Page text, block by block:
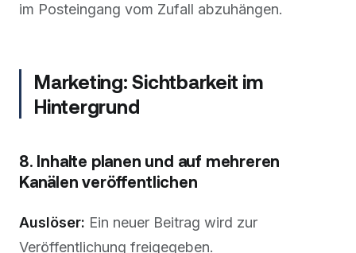
im Posteingang vom Zufall abzuhängen.
Marketing: Sichtbarkeit im
Hintergrund
8. Inhalte planen und auf mehreren
Kanälen veröffentlichen
Auslöser: Ein neuer Beitrag wird zur
Veröffentlichung freigegeben.